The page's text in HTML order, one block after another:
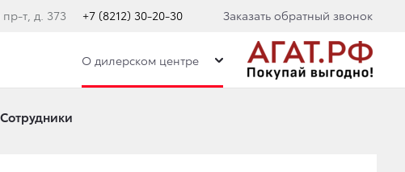
т, д. 373 +7 (8212) 30-20-30 Заказать обратный звонок
Записаться на сервис
О дилерском центре
Сотрудники